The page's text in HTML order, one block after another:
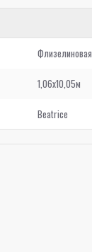
Флизелиновая
1,06x10,05м
Beatrice